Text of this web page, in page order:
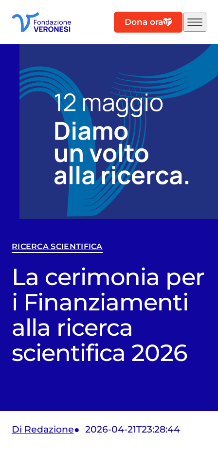
Dona ora
RICERCA SCIENTIFICA
La cerimonia per
i Finanziamenti
alla ricerca
scientifica 2026
Di Redazione 2026-04-21T23:28:44